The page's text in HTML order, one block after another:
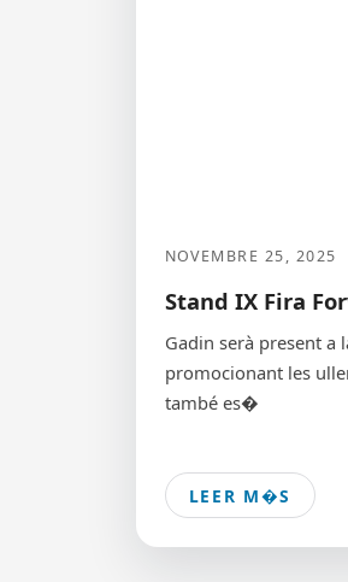
NOVEMBRE 25, 2025
Stand IX Fira
Gadin serà present a
promocionant les
també es�
LEER M�S